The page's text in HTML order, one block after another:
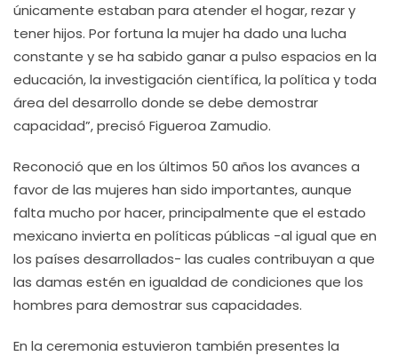
únicamente estaban para atender el hogar, rezar y
tener hijos. Por fortuna la mujer ha dado una lucha
constante y se ha sabido ganar a pulso espacios en la
educación, la investigación científica, la política y toda
área del desarrollo donde se debe demostrar
capacidad”, precisó Figueroa Zamudio.
Reconoció que en los últimos 50 años los avances a
favor de las mujeres han sido importantes, aunque
falta mucho por hacer, principalmente que el estado
mexicano invierta en políticas públicas -al igual que en
los países desarrollados- las cuales contribuyan a que
las damas estén en igualdad de condiciones que los
hombres para demostrar sus capacidades.
En la ceremonia estuvieron también presentes la